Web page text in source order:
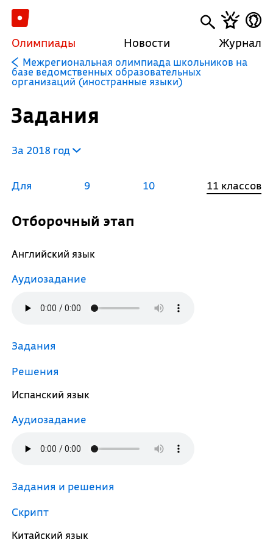
Олимпиады Новости Журнал
Межрегиональная олимпиада школьников на
базе ведомственных образовательных
организаций (иностранные языки)
Задания
За 2018 год
Для 9 10 11 классов
Отборочный этап
Английский язык
Аудиозадание
Задания
Решения
Испанский язык
Аудиозадание
Задания и решения
Скрипт
Китайский язык